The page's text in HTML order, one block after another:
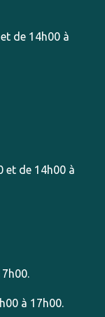
de 14h00 à
et de 14h00 à
à 17h00.